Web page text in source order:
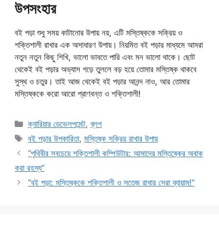
উপসংহার
বই পড়া শুধু সময় কাটানোর উপায় নয়, এটি মস্তিষ্ককে সক্রিয় ও
শক্তিশালী রাখার এক অসাধারণ উপায়। নিয়মিত বই পড়ার মাধ্যমে আমরা
নতুন নতুন কিছু শিখি, ভালো ভাবতে পারি এবং মন ভালো থাকে। ছোট
থেকেই বই পড়ার অভ্যাস গড়ে তুললে বড় হয়ে তোমার মস্তিষ্ক থাকবে
সুস্থ ও চতুর। তাই আজ থেকেই বই পড়ার আনন্দ নাও, আর তোমার
মস্তিষ্ককে করো আরো প্রাণবন্ত ও শক্তিশালী!
Categories
ক্যারিয়ার ডেভেলপমেন্ট,ব্লগ
Tags
বই পড়ার উপকারিতা,মস্তিষ্ক সক্রিয় রাখার উপায়
“পৃথিবীর সবচেয়ে শক্তিশালী কম্পিউটার: আমাদের মস্তিষ্কের অবাক
করা রহস্য”
“বই পড়া: মস্তিষ্ককে শক্তিশালী ও সতেজ রাখার সেরা ব্যায়াম!”